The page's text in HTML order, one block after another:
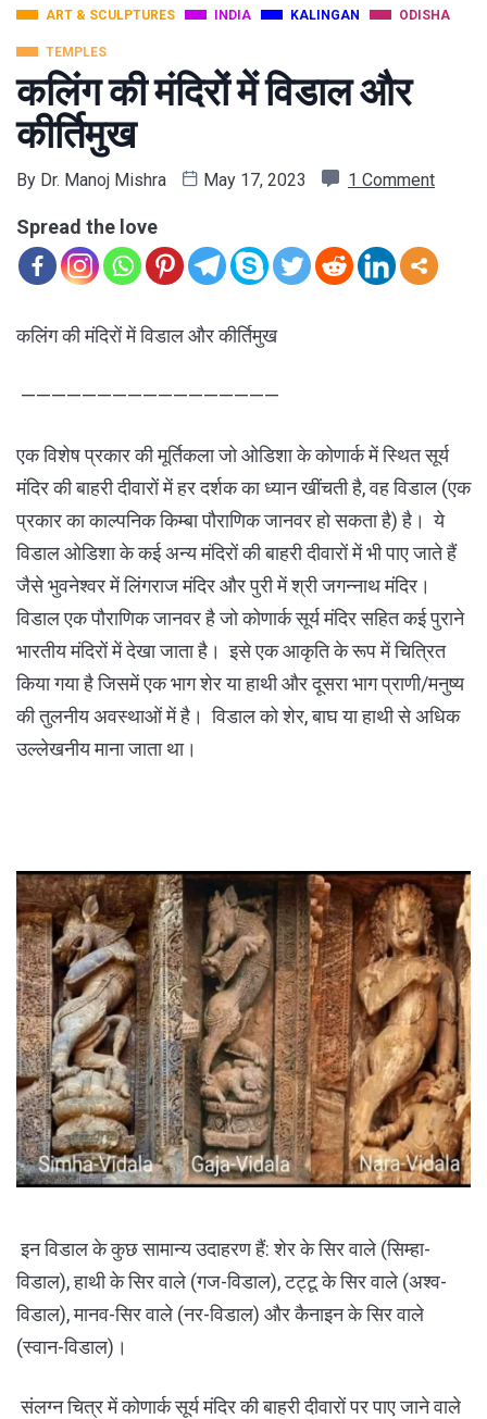
ART & SCULPTURES INDIA KALINGAN ODISHA
TEMPLES
कलिंग की मंदिरों में विडाल और
कीर्तिमुख
By Dr. Manoj Mishra May 17, 2023 1 Comment
Spread the love
कलिंग की मंदिरों में विडाल और कीर्तिमुख
—————————————————
एक विशेष प्रकार की मूर्तिकला जो ओडिशा के कोणार्क में स्थित सूर्य
मंदिर की बाहरी दीवारों में हर दर्शक का ध्यान खींचती है, वह विडाल (एक
प्रकार का काल्पनिक किम्बा पौराणिक जानवर हो सकता है) है। ये
विडाल ओडिशा के कई अन्य मंदिरों की बाहरी दीवारों में भी पाए जाते हैं
जैसे भुवनेश्वर में लिंगराज मंदिर और पुरी में श्री जगन्नाथ मंदिर।
विडाल एक पौराणिक जानवर है जो कोणार्क सूर्य मंदिर सहित कई पुराने
भारतीय मंदिरों में देखा जाता है। इसे एक आकृति के रूप में चित्रित
किया गया है जिसमें एक भाग शेर या हाथी और दूसरा भाग प्राणी/मनुष्य
की तुलनीय अवस्थाओं में है। विडाल को शेर, बाघ या हाथी से अधिक
उल्लेखनीय माना जाता था।
इन विडाल के कुछ सामान्य उदाहरण हैं: शेर के सिर वाले (सिम्हा-
विडाल), हाथी के सिर वाले (गज-विडाल), टट्टू के सिर वाले (अश्व-
विडाल), मानव-सिर वाले (नर-विडाल) और कैनाइन के सिर वाले
(स्वान-विडाल)।
संलग्न चित्र में कोणार्क सूर्य मंदिर की बाहरी दीवारों पर पाए जाने वाले